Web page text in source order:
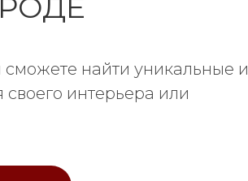
найти уникальные и
интерьера или